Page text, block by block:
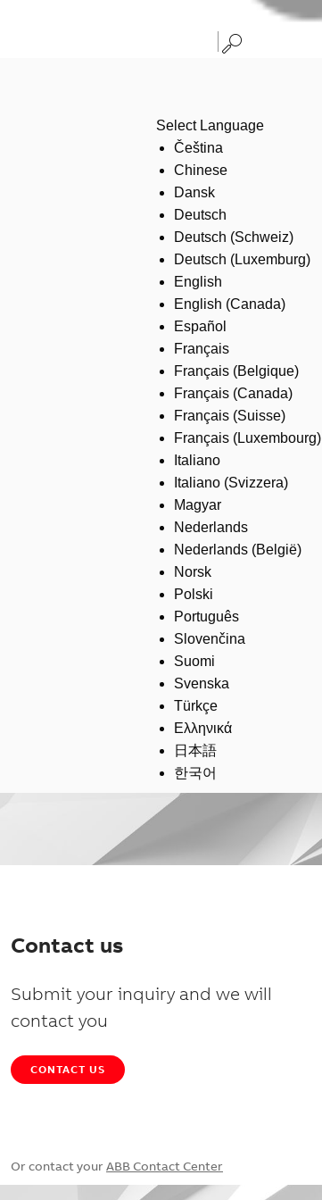
Select Language
Čeština
Chinese
Dansk
Deutsch
Deutsch (Schweiz)
Deutsch (Luxemburg)
English
English (Canada)
Español
Français
Français (Belgique)
Français (Canada)
Français (Suisse)
Français (Luxembourg)
Italiano
Italiano (Svizzera)
Magyar
Nederlands
Nederlands (België)
Norsk
Polski
Português
Slovenčina
Suomi
Svenska
Türkçe
Ελληνικά
日本語
한국어
Contact us
Submit your inquiry and we will
contact you
CONTACT US
Or contact your ABB Contact Center